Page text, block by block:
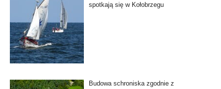
spotkają się w Kołobrzegu
Budowa schroniska zgodnie z